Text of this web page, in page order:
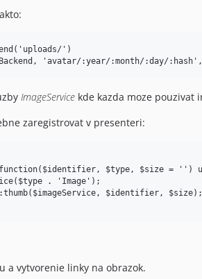
')
ImageService kde kazda moze pouzivat
zaregistrovat v presenteri:
function($identifier, $type, $size = '')
a vytvorenie linky na obrazok.